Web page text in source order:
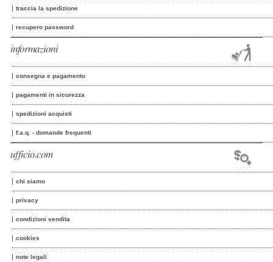
traccia la spedizione
recupero password
informazioni
consegna e pagamento
pagamenti in sicurezza
spedizioni acquisti
f.a.q. - domande frequenti
ufficio.com
chi siamo
privacy
condizioni vendita
cookies
note legali